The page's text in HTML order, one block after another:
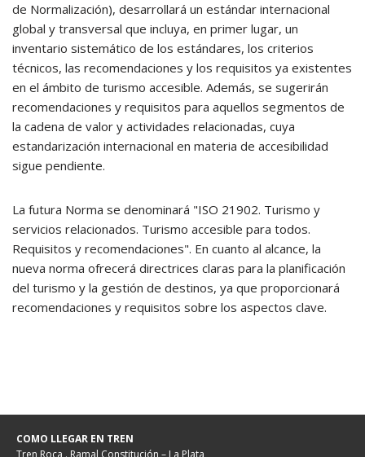
de Normalización), desarrollará un estándar internacional
global y transversal que incluya, en primer lugar, un
inventario sistemático de los estándares, los criterios
técnicos, las recomendaciones y los requisitos ya existentes
en el ámbito de turismo accesible. Además, se sugerirán
recomendaciones y requisitos para aquellos segmentos de
la cadena de valor y actividades relacionadas, cuya
estandarización internacional en materia de accesibilidad
sigue pendiente.
La futura Norma se denominará "ISO 21902. Turismo y
servicios relacionados. Turismo accesible para todos.
Requisitos y recomendaciones". En cuanto al alcance, la
nueva norma ofrecerá directrices claras para la planificación
del turismo y la gestión de destinos, ya que proporcionará
recomendaciones y requisitos sobre los aspectos clave.
COMO LLEGAR EN TREN
Tren Roca . Ramal Constitución – La Plata